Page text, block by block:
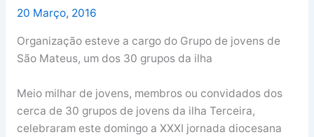
20 Março, 2016
Organização esteve a cargo do Grupo de jovens de
São Mateus, um dos 30 grupos da ilha
Meio milhar de jovens, membros ou convidados dos
cerca de 30 grupos de jovens da ilha Terceira,
celebraram este domingo a XXXI jornada diocesana